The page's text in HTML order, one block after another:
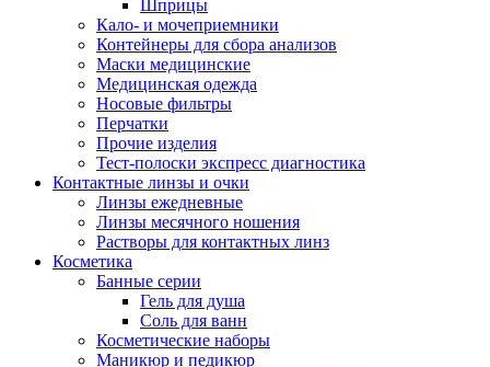
Шприцы
Кало- и мочеприемники
Контейнеры для сбора анализов
Маски медицинские
Медицинская одежда
Носовые фильтры
Перчатки
Прочие изделия
Тест-полоски экспресс диагностика
Контактные линзы и очки
Линзы ежедневные
Линзы месячного ношения
Растворы для контактных линз
Косметика
Банные серии
Гель для душа
Соль для ванн
Косметические наборы
Маникюр и педикюр